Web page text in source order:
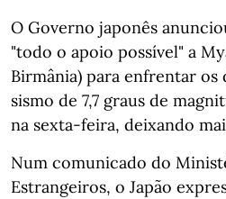
O Governo japonês
"todo o apoio possível" a
Birmânia) para enfrentar os
sismo de 7,7 graus de
na sexta-feira, deixando
Num comunicado do
Estrangeiros, o Japão